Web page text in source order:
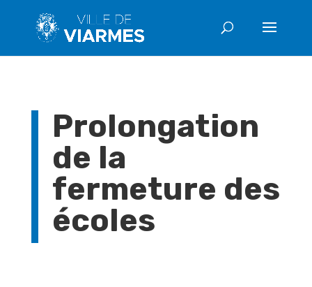
Prolongation
de la
fermeture des
écoles